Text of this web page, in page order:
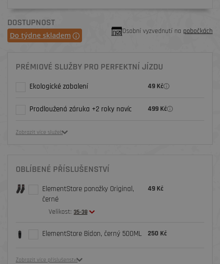
DOSTUPNOST
Do týdne skladem Osobní vyzvednutí na pobočkách
PRÉMIOVÉ SLUŽBY PRO PERFEKTNÍ JÍZDU
Ekologické zabalení 49 Kč
Prodloužená záruka +2 roky navíc 499 Kč
Zobrazit více služeb
OBLÍBENÉ PŘÍSLUŠENSTVÍ
ElementStore ponožky Original,
černé
Velikost: 35-38
49 Kč
ElementStore Bidon, černý 500ML 250 Kč
Zobrazit více příslušenství